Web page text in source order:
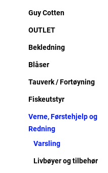
Guy Cotten
OUTLET
Bekledning
Blåser
Tauverk / Fortøyning
Fiskeutstyr
Verne, Førstehjelp og
Redning
Varsling
Livbøyer og tilbehør